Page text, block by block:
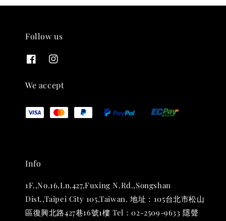
THT 九週年紀念 T-shirt
NT$ 880
加入購物車
Follow us
We accept
Info
1F.,No.16,Ln.427,Fuxing N.Rd.,Songshan
Dist.,Taipei City 105,Taiwan. 地址：105台北市松山
區復興北路427巷16號1樓 Tel：02-2509-9633 隱聲